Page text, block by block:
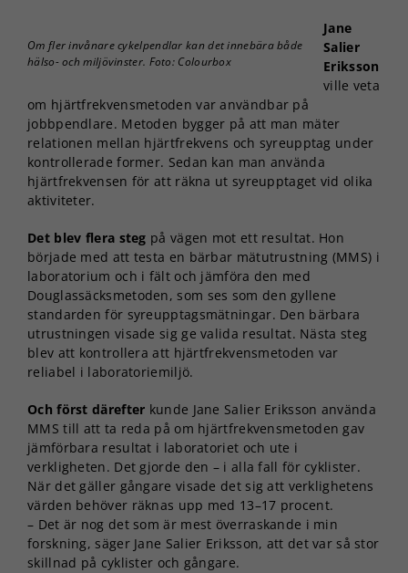
Om fler invånare cykelpendlar kan det innebära både
hälso- och miljövinster. Foto: Colourbox
Jane
Salier
Eriksson
ville veta
om hjärtfrekvensmetoden var användbar på
jobbpendlare. Metoden bygger på att man mäter
relationen mellan hjärtfrekvens och syreupptag under
kontrollerade former. Sedan kan man använda
hjärtfrekvensen för att räkna ut syreupptaget vid olika
aktiviteter.
Det blev flera steg på vägen mot ett resultat. Hon
började med att testa en bärbar mätutrustning (MMS) i
laboratorium och i fält och jämföra den med
Douglassäcksmetoden, som ses som den gyllene
standarden för syreupptagsmätningar. Den bärbara
utrustningen visade sig ge valida resultat. Nästa steg
blev att kontrollera att hjärtfrekvensmetoden var
reliabel i laboratoriemiljö.
Och först därefter kunde Jane Salier Eriksson använda
MMS till att ta reda på om hjärtfrekvensmetoden gav
jämförbara resultat i laboratoriet och ute i
verkligheten. Det gjorde den – i alla fall för cyklister.
När det gäller gångare visade det sig att verklighetens
värden behöver räknas upp med 13–17 procent.
– Det är nog det som är mest överraskande i min
forskning, säger Jane Salier Eriksson, att det var så stor
skillnad på cyklister och gångare.